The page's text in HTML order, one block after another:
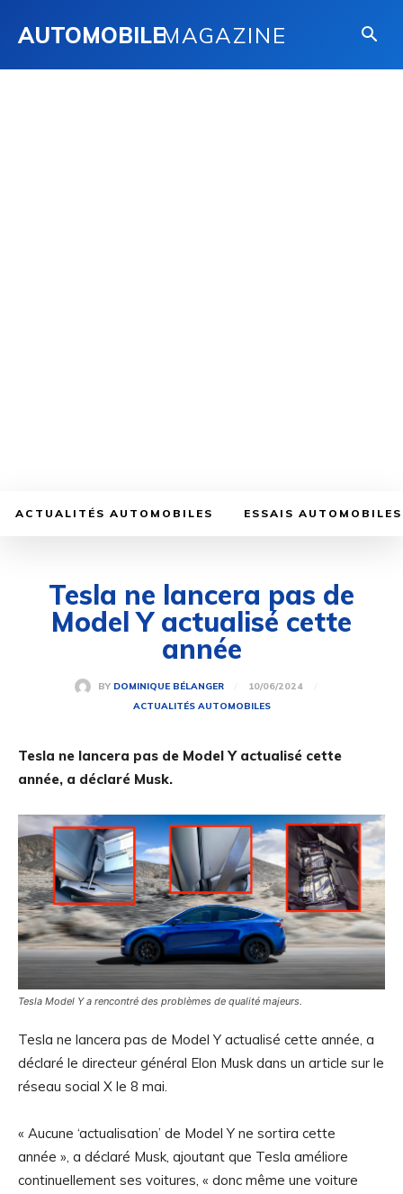
AUTOMOBILEMAGAZINE
ACTUALITÉS AUTOMOBILES ESSAIS AUTOMOBILES
Tesla ne lancera pas de
Model Y actualisé cette
année
BY DOMINIQUE BÉLANGER
10/06/2024
ACTUALITÉS AUTOMOBILES
Tesla ne lancera pas de Model Y actualisé cette
année, a déclaré Musk.
Tesla Model Y a rencontré des problèmes de qualité majeurs.
Tesla ne lancera pas de Model Y actualisé cette année, a
déclaré le directeur général Elon Musk dans un article sur le
réseau social X le 8 mai.
« Aucune ‘actualisation’ de Model Y ne sortira cette
année », a déclaré Musk, ajoutant que Tesla améliore
continuellement ses voitures, « donc même une voiture